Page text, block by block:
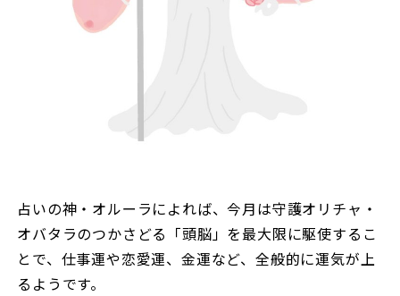
占いの神・オルーラによれば、今月は守護オリチャ・
オバタラのつかさどる「頭脳」を最大限に駆使するこ
とで、仕事運や恋愛運、金運など、全般的に運気が上
るようです。